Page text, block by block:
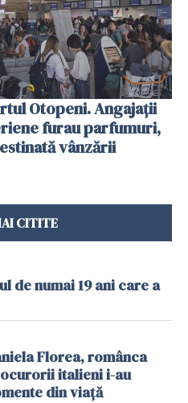
Otopeni. Angajații
furau parfumuri,
vânzării
CITITE
de numai 19 ani care a
Florea, românca
italieni i-au
din viață